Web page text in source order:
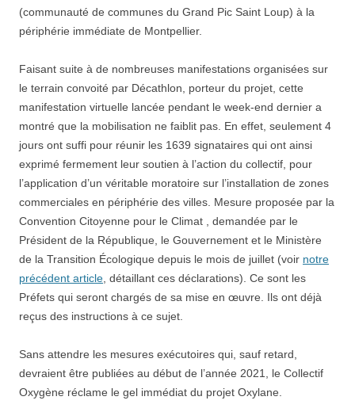
(communauté de communes du Grand Pic Saint Loup) à la
périphérie immédiate de Montpellier.
Faisant suite à de nombreuses manifestations organisées sur
le terrain convoité par Décathlon, porteur du projet, cette
manifestation virtuelle lancée pendant le week-end dernier a
montré que la mobilisation ne faiblit pas. En effet, seulement 4
jours ont suffi pour réunir les 1639 signataires qui ont ainsi
exprimé fermement leur soutien à l’action du collectif, pour
l’application d’un véritable moratoire sur l’installation de zones
commerciales en périphérie des villes. Mesure proposée par la
Convention Citoyenne pour le Climat , demandée par le
Président de la République, le Gouvernement et le Ministère
de la Transition Écologique depuis le mois de juillet (voir notre
précédent article , détaillant ces déclarations). Ce sont les
Préfets qui seront chargés de sa mise en œuvre. Ils ont déjà
reçus des instructions à ce sujet.
Sans attendre les mesures exécutoires qui, sauf retard,
devraient être publiées au début de l’année 2021, le Collectif
Oxygène réclame le gel immédiat du projet Oxylane.